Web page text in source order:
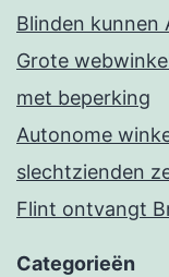
Blinden kunnen
Grote
met beperking
Autonome
slechtzienden
Flint ontvangt
Categorieën